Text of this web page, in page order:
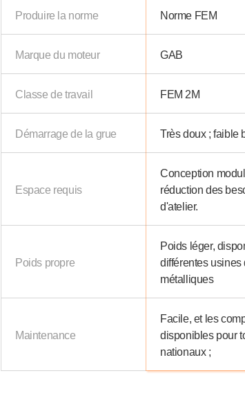
Produire la norme Norme FEM
Marque du moteur GAB
Classe de travail FEM 2M
Démarrage de la grue Très doux ; faible
Espace requis
Conception
réduction des
d'atelier.
Poids propre
Poids léger,
différentes usines
métalliques
Maintenance
Facile, et les
disponibles pour
nationaux ;